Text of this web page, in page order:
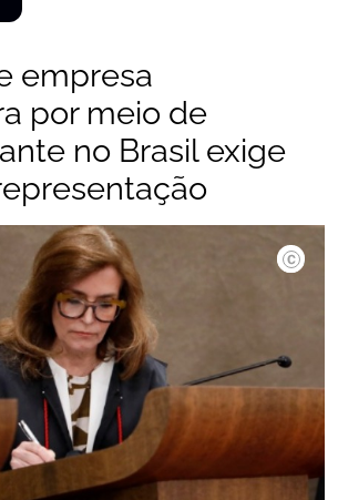
empresa
por meio de
no Brasil exige